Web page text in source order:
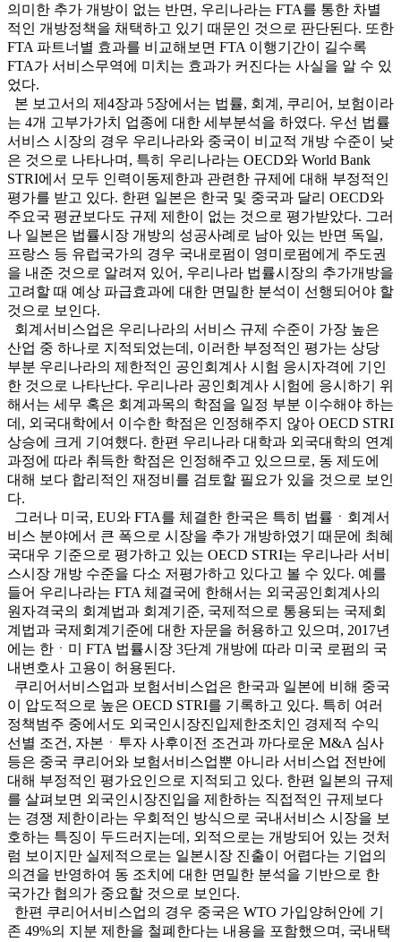
의미한 추가 개방이 없는 반면, 우리나라는 FTA를 통한 차별
적인 개방정책을 채택하고 있기 때문인 것으로 판단된다. 또한
FTA 파트너별 효과를 비교해보면 FTA 이행기간이 길수록
FTA가 서비스무역에 미치는 효과가 커진다는 사실을 알 수 있
었다.
본 보고서의 제4장과 5장에서는 법률, 회계, 쿠리어, 보험이라
는 4개 고부가가치 업종에 대한 세부분석을 하였다. 우선 법률
서비스 시장의 경우 우리나라와 중국이 비교적 개방 수준이 낮
은 것으로 나타나며, 특히 우리나라는 OECD와 World Bank
STRI에서 모두 인력이동제한과 관련한 규제에 대해 부정적인
평가를 받고 있다. 한편 일본은 한국 및 중국과 달리 OECD와
주요국 평균보다도 규제 제한이 없는 것으로 평가받았다. 그러
나 일본은 법률시장 개방의 성공사례로 남아 있는 반면 독일,
프랑스 등 유럽국가의 경우 국내로펌이 영미로펌에게 주도권
을 내준 것으로 알려져 있어, 우리나라 법률시장의 추가개방을
고려할 때 예상 파급효과에 대한 면밀한 분석이 선행되어야 할
것으로 보인다.
회계서비스업은 우리나라의 서비스 규제 수준이 가장 높은
산업 중 하나로 지적되었는데, 이러한 부정적인 평가는 상당
부분 우리나라의 제한적인 공인회계사 시험 응시자격에 기인
한 것으로 나타난다. 우리나라 공인회계사 시험에 응시하기 위
해서는 세무 혹은 회계과목의 학점을 일정 부분 이수해야 하는
데, 외국대학에서 이수한 학점은 인정해주지 않아 OECD STRI
상승에 크게 기여했다. 한편 우리나라 대학과 외국대학의 연계
과정에 따라 취득한 학점은 인정해주고 있으므로, 동 제도에
대해 보다 합리적인 재정비를 검토할 필요가 있을 것으로 보인
다.
그러나 미국, EU와 FTA를 체결한 한국은 특히 법률ㆍ회계서
비스 분야에서 큰 폭으로 시장을 추가 개방하였기 때문에 최혜
국대우 기준으로 평가하고 있는 OECD STRI는 우리나라 서비
스시장 개방 수준을 다소 저평가하고 있다고 볼 수 있다. 예를
들어 우리나라는 FTA 체결국에 한해서는 외국공인회계사의
원자격국의 회계법과 회계기준, 국제적으로 통용되는 국제회
계법과 국제회계기준에 대한 자문을 허용하고 있으며, 2017년
에는 한ㆍ미 FTA 법률시장 3단계 개방에 따라 미국 로펌의 국
내변호사 고용이 허용된다.
쿠리어서비스업과 보험서비스업은 한국과 일본에 비해 중국
이 압도적으로 높은 OECD STRI를 기록하고 있다. 특히 여러
정책범주 중에서도 외국인시장진입제한조치인 경제적 수익
선별 조건, 자본ㆍ투자 사후이전 조건과 까다로운 M&A 심사
등은 중국 쿠리어와 보험서비스업뿐 아니라 서비스업 전반에
대해 부정적인 평가요인으로 지적되고 있다. 한편 일본의 규제
를 살펴보면 외국인시장진입을 제한하는 직접적인 규제보다
는 경쟁 제한이라는 우회적인 방식으로 국내서비스 시장을 보
호하는 특징이 두드러지는데, 외적으로는 개방되어 있는 것처
럼 보이지만 실제적으로는 일본시장 진출이 어렵다는 기업의
의견을 반영하여 동 조치에 대한 면밀한 분석을 기반으로 한
국가간 협의가 중요할 것으로 보인다.
한편 쿠리어서비스업의 경우 중국은 WTO 가입양허안에 기
존 49%의 지분 제한을 철폐한다는 내용을 포함했으며, 국내택